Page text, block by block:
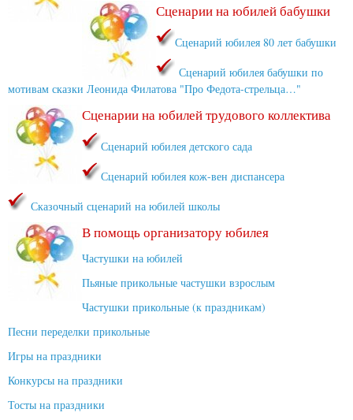
Сценарии на юбилей бабушки
Сценарий юбилея 80 лет бабушки
Сценарий юбилея бабушки по
мотивам сказки Леонида Филатова "Про Федота-стрельца…"
Сценарии на юбилей трудового коллектива
Сценарий юбилея детского сада
Сценарий юбилея кож-вен диспансера
Сказочный сценарий на юбилей школы
В помощь организатору юбилея
Частушки на юбилей
Пьяные прикольные частушки взрослым
Частушки прикольные (к праздникам)
Песни переделки прикольные
Игры на праздники
Конкурсы на праздники
Тосты на праздники